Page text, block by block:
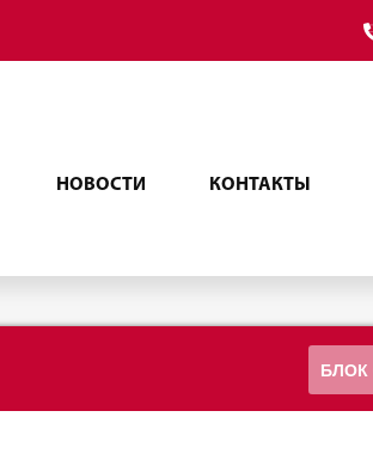
НОВОСТИ КОНТАКТЫ
БЛОК